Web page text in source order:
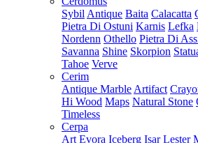
Sybil Antique Baita Calacatta
Pietra Di Ostuni Karnis Lefka
Nordenn Othello Pietra Di
Savanna Shine Skorpion
Tahoe Verve
Cerim
Antique Marble Artifact
Hi Wood Maps Natural Stone
Timeless
Cerpa
Art Evora Iceberg Isar Lester